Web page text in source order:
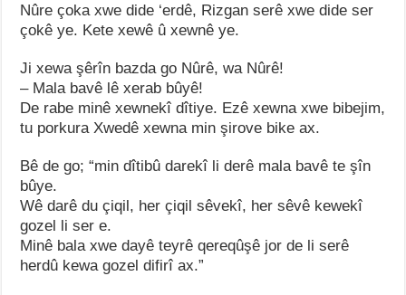
Nûre çoka xwe dide ‘erdê, Rizgan serê xwe dide ser
çokê ye. Kete xewê û xewnê ye.
Ji xewa şêrîn bazda go Nûrê, wa Nûrê!
– Mala bavê lê xerab bûyê!
De rabe minê xewnekî dîtiye. Ezê xewna xwe bibejim,
tu porkura Xwedê xewna min şirove bike ax.
Bê de go; “min dîtibû darekî li derê mala bavê te şîn
bûye.
Wê darê du çiqil, her çiqil sêvekî, her sêvê kewekî
gozel li ser e.
Minê bala xwe dayê teyrê qereqûşê jor de li serê
herdû kewa gozel difirî ax.”